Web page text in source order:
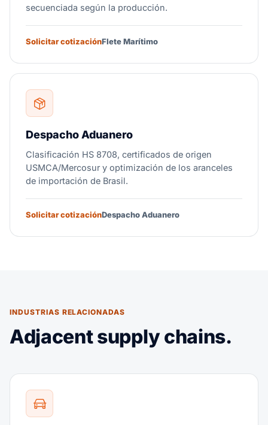
secuenciada según la producción.
Solicitar cotizaciónFlete Marítimo
Despacho Aduanero
Clasificación HS 8708, certificados de origen
USMCA/Mercosur y optimización de los aranceles
de importación de Brasil.
Solicitar cotizaciónDespacho Aduanero
INDUSTRIAS RELACIONADAS
Adjacent supply chains.